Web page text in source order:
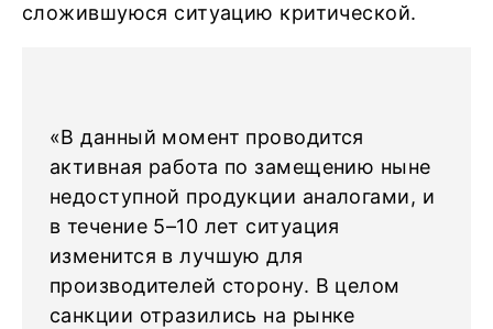
сложившуюся ситуацию критической.
«В данный момент проводится
активная работа по замещению ныне
недоступной продукции аналогами, и
в течение 5–10 лет ситуация
изменится в лучшую для
производителей сторону. В целом
санкции отразились на рынке